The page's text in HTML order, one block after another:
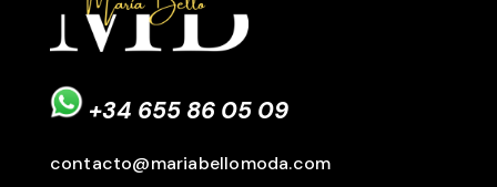
+34 655 86 05 09
contacto@mariabellomoda.com